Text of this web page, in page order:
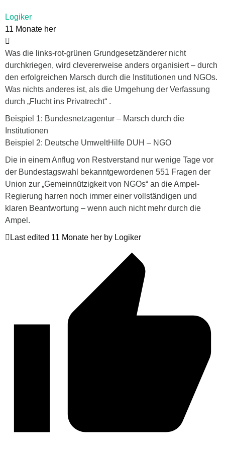
Logiker
11 Monate her
Was die links-rot-grünen Grundgesetzänderer nicht
durchkriegen, wird clevererweise anders organisiert – durch
den erfolgreichen Marsch durch die Institutionen und NGOs.
Was nichts anderes ist, als die Umgehung der Verfassung
durch „Flucht ins Privatrecht“ .
Beispiel 1: Bundesnetzagentur – Marsch durch die
Institutionen
Beispiel 2: Deutsche UmweltHilfe DUH – NGO
Die in einem Anflug von Restverstand nur wenige Tage vor
der Bundestagswahl bekanntgewordenen 551 Fragen der
Union zur „Gemeinnützigkeit von NGOs“ an die Ampel-
Regierung harren noch immer einer vollständigen und
klaren Beantwortung – wenn auch nicht mehr durch die
Ampel.
Last edited 11 Monate her by Logiker